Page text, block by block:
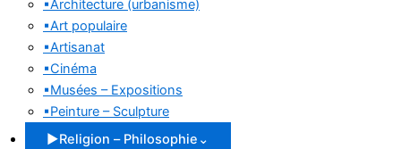
▪Architecture (urbanisme)
▪Art populaire
▪Artisanat
▪Cinéma
▪Musées – Expositions
▪Peinture – Sculpture
▶Religion – Philosophie ⌄